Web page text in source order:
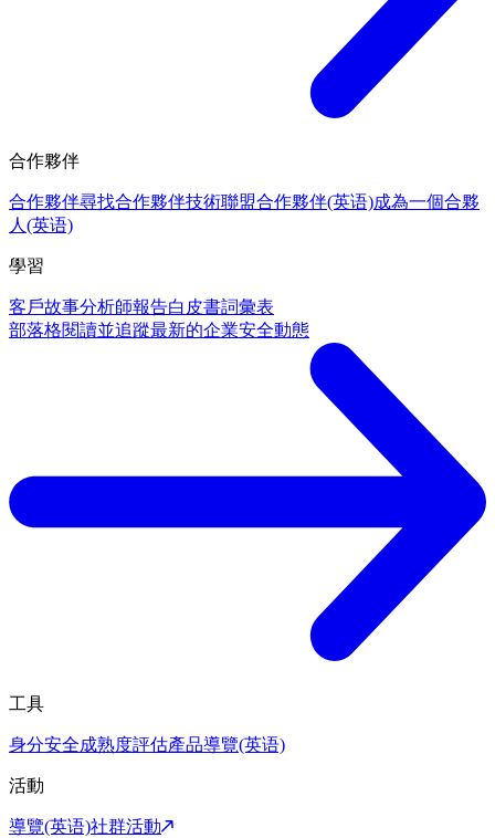
合作夥伴
合作夥伴尋找合作夥伴技術聯盟合作夥伴(英语)成為一個合夥
人(英语)
學習
客戶故事分析師報告白皮書詞彙表
部落格閱讀並追蹤最新的企業安全動態
工具
身分安全成熟度評估產品導覽(英语)
活動
導覽(英语)社群活動